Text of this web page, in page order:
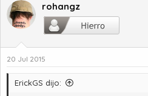
rohangz
20 Jul 2015
ErickGS dijo: